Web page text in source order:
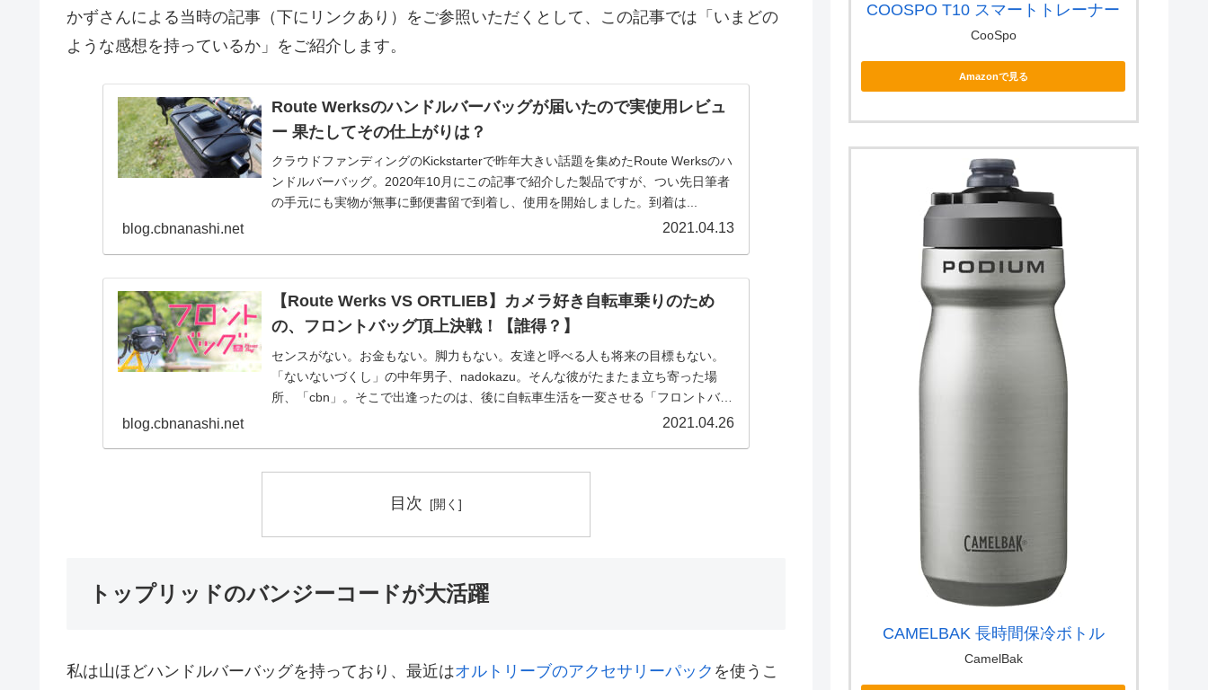
かずさんによる当時の記事（下にリンクあり）をご参照いただくとして、この記事では「いまどの
ような感想を持っているか」をご紹介します。
Route Werksのハンドルバーバッグが届いたので実使用レビュ
ー 果たしてその仕上がりは？
クラウドファンディングのKickstarterで昨年大きい話題を集めたRoute Werksのハ
ンドルバーバッグ。2020年10月にこの記事で紹介した製品ですが、つい先日筆者
の手元にも実物が無事に郵便書留で到着し、使用を開始しました。到着は...
blog.cbnanashi.net 2021.04.13
【Route Werks VS ORTLIEB】カメラ好き自転車乗りのため
の、フロントバッグ頂上決戦！【誰得？】
センスがない。お金もない。脚力もない。友達と呼べる人も将来の目標もない。
「ないないづくし」の中年男子、nadokazu。そんな彼がたまたま立ち寄った場
所、「cbn」。そこで出逢ったのは、後に自転車生活を一変させる「フロントバッ
blog.cbnanashi.net 2021.04.26
目次
トップリッドのバンジーコードが大活躍
私は山ほどハンドルバーバッグを持っており、最近はオルトリーブのアクセサリーパック を使うこ
COOSPO T10 スマートトレーナー
CooSpo
Amazonで見る
CAMELBAK 長時間保冷ボトル
CamelBak